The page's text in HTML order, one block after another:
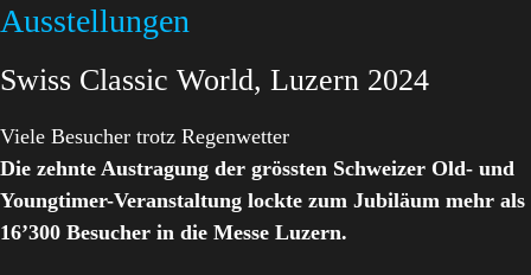
Ausstellungen
Swiss Classic World, Luzern 2024
Viele Besucher trotz Regenwetter
Die zehnte Austragung der grössten Schweizer Old- und
Youngtimer-Veranstaltung lockte zum Jubiläum mehr als
16’300 Besucher in die Messe Luzern.